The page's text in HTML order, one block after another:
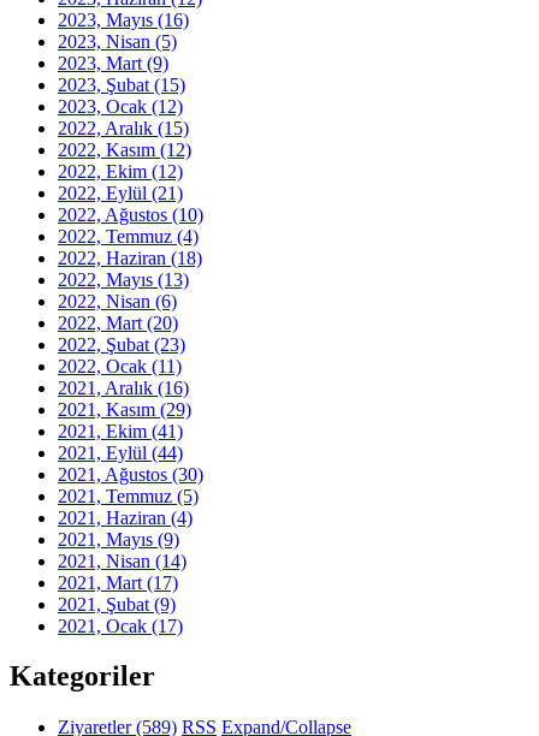
2023, Mayıs (16)
2023, Nisan (5)
2023, Mart (9)
2023, Şubat (15)
2023, Ocak (12)
2022, Aralık (15)
2022, Kasım (12)
2022, Ekim (12)
2022, Eylül (21)
2022, Ağustos (10)
2022, Temmuz (4)
2022, Haziran (18)
2022, Mayıs (13)
2022, Nisan (6)
2022, Mart (20)
2022, Şubat (23)
2022, Ocak (11)
2021, Aralık (16)
2021, Kasım (29)
2021, Ekim (41)
2021, Eylül (44)
2021, Ağustos (30)
2021, Temmuz (5)
2021, Haziran (4)
2021, Mayıs (9)
2021, Nisan (14)
2021, Mart (17)
2021, Şubat (9)
2021, Ocak (17)
Kategoriler
Ziyaretler(589) RSS Expand/Collapse